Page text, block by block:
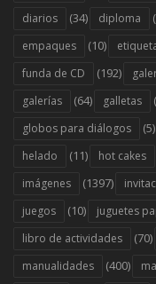
diarios (34) diploma
empaques (10)
funda de CD (192)
galerías (64) galletas
globos para diálogos (5)
helado (11) hot cakes
imágenes (1397)
juegos (10) juguetes
libro de actividades (70)
manualidades (400)